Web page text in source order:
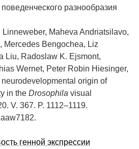
разнообразия
Linneweber, Maheva Andriatsilavo,
Mercedes Bengochea, Liz
Liu, Radoslaw K. Ejsmont,
Wernet, Peter Robin Hiesinger,
origin of
in the Drosophila visual
V. 367. P. 1112–1119.
генной экспрессии